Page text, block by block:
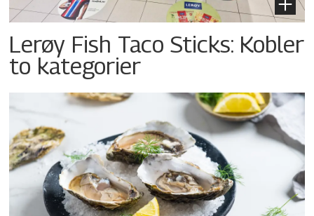
Lerøy Fish Taco Sticks: Kobler
to kategorier